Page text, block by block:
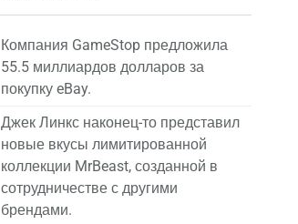
Компания GameStop предложила
55.5 миллиардов долларов за
покупку eBay.
Джек Линкс наконец-то представил
новые вкусы лимитированной
коллекции MrBeast, созданной в
сотрудничестве с другими
брендами.